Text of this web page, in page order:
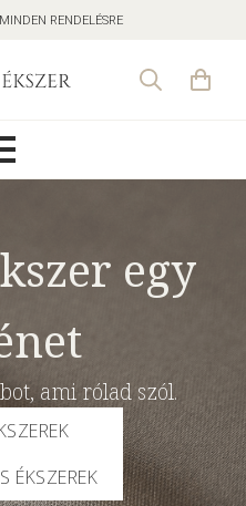
RENDELÉSRE
egy
ami rólad szól.
ÉKSZEREK